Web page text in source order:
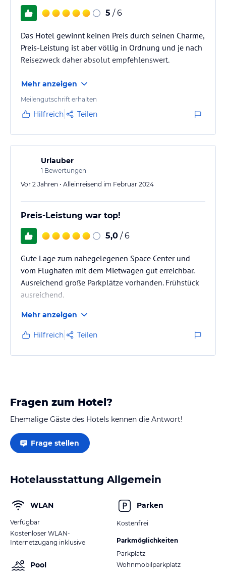
5 / 6
Das Hotel gewinnt keinen Preis durch seinen Charme,
Preis-Leistung ist aber völlig in Ordnung und je nach
Reisezweck daher absolut empfehlenswert.
Mehr anzeigen
Meilengutschrift erhalten
Hilfreich Teilen
Urlauber
1 Bewertungen
Vor 2 Jahren • Alleinreisend im Februar 2024
Preis-Leistung war top!
5,0 / 6
Gute Lage zum nahegelegenen Space Center und
vom Flughafen mit dem Mietwagen gut erreichbar.
Ausreichend große Parkplätze vorhanden. Frühstück
ausreichend.
Mehr anzeigen
Hilfreich Teilen
Fragen zum Hotel?
Ehemalige Gäste des Hotels kennen die Antwort!
Frage stellen
Hotelausstattung Allgemein
WLAN
Verfügbar
Kostenloser WLAN-
Internetzugang inklusive
Pool
Parken
Kostenfrei
Parkmöglichkeiten
Parkplatz
Wohnmobilparkplatz